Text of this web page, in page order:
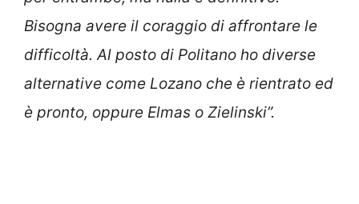
Bisogna avere il coraggio di affrontare le
difficoltà. Al posto di Politano ho diverse
alternative come Lozano che è rientrato ed
è pronto, oppure Elmas o Zielinski”.